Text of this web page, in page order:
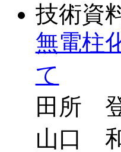
技術資
無電柱
て
田所
山口